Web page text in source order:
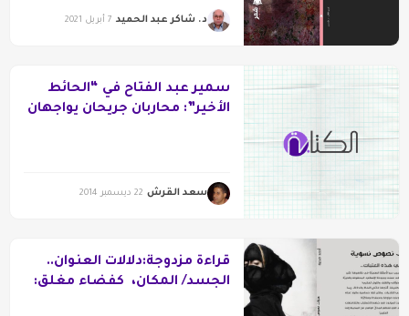
د. شاكر عبد الحميد 7 أبريل 2021
سمير عبد الفتاح في “الحائط
الأخير”: محاربان جريحان يواجهان
سعد القرش 22 ديسمبر 2014
قراءة مزدوجة:دلالات العنوان..
الجسد/ المكان، كفضاء مغلق: